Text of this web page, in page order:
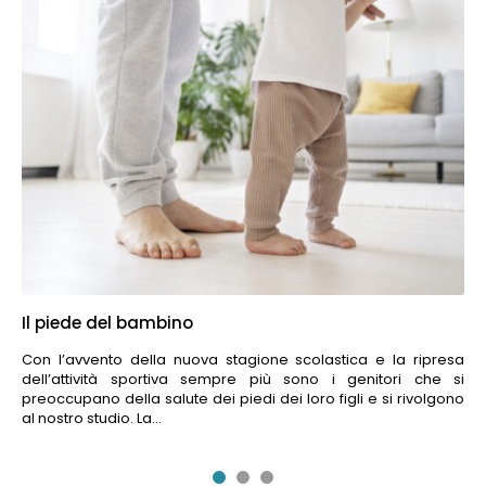
Il piede del bambino
Con l’avvento della nuova stagione scolastica e la ripresa
dell’attività sportiva sempre più sono i genitori che si
preoccupano della salute dei piedi dei loro figli e si rivolgono
al nostro studio. La...